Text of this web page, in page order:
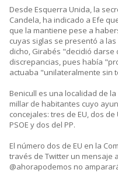
Desde Esquerra Unida, la
Candela, ha indicado a Efe
que la mantiene pese a
cuyas siglas se presentó a
dicho, Girabés "decidió darse
discrepancias, pues había
actuaba "unilateralmente sin
Benicull es una localidad de
millar de habitantes cuyo
concejales: tres de EU, dos
PSOE y dos del PP.
El número dos de EU en la
través de Twitter un mensaje
@ahorapodemos no